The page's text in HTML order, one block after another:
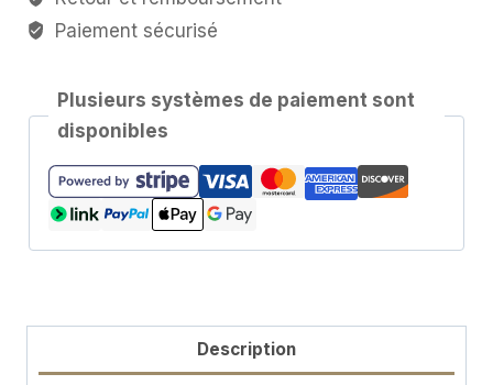
g
Dorée
Paiement sécurisé
Plusieurs systèmes de paiement sont
disponibles
Description